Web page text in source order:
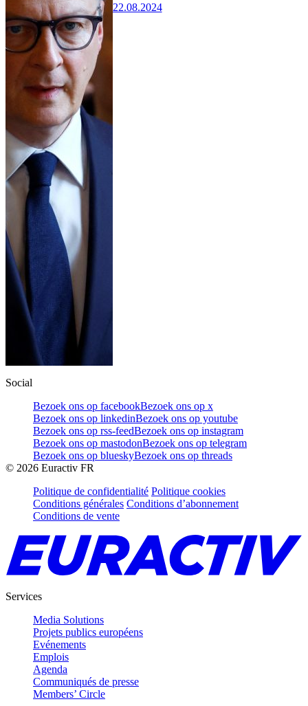
22.08.2024
Social
Bezoek ons op facebookBezoek ons op x
Bezoek ons op linkedinBezoek ons op youtube
Bezoek ons op rss-feedBezoek ons op instagram
Bezoek ons op mastodonBezoek ons op telegram
Bezoek ons op blueskyBezoek ons op threads
© 2026 Euractiv FR
Politique de confidentialité Politique cookies
Conditions générales Conditions d’abonnement
Conditions de vente
Services
Media Solutions
Projets publics européens
Evénements
Emplois
Agenda
Communiqués de presse
Members’ Circle